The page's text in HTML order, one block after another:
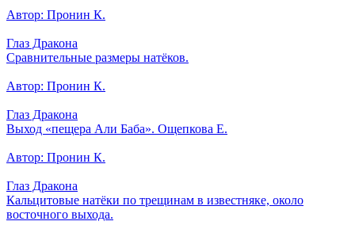
Автор: Пронин К.
Глаз Дракона
Сравнительные размеры натёков.
Автор: Пронин К.
Глаз Дракона
Выход «пещера Али Баба». Ощепкова Е.
Автор: Пронин К.
Глаз Дракона
Кальцитовые натёки по трещинам в известняке, около
восточного выхода.